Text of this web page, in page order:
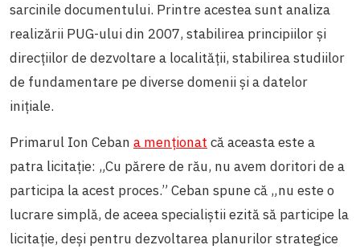
sarcinile documentului. Printre acestea sunt analiza
realizării PUG-ului din 2007, stabilirea principiilor și
direcțiilor de dezvoltare a localității, stabilirea studiilor
de fundamentare pe diverse domenii și a datelor
inițiale.
Primarul Ion Ceban a menționat că aceasta este a
patra licitație: „Cu părere de rău, nu avem doritori de a
participa la acest proces.”Ceban spune că „nu este o
lucrare simplă, de aceea specialiștii ezită să participe la
licitație, deși pentru dezvoltarea planurilor strategice